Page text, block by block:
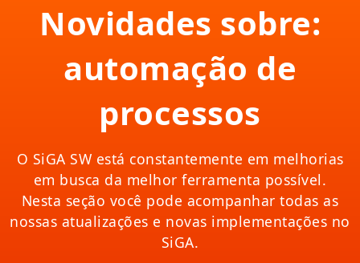
Novidades sobre:
automação de
processos
O SiGA SW está constantemente em melhorias
em busca da melhor ferramenta possível.
Nesta seção você pode acompanhar todas as
nossas atualizações e novas implementações no
SiGA.